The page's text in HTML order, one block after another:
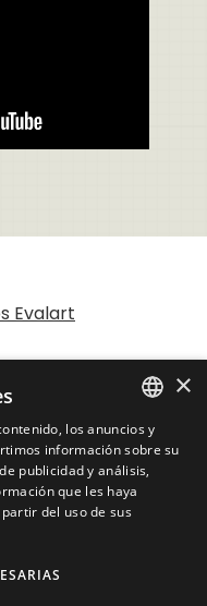
Evalart
ENGLISH
SPANISH
×
los anuncios y
información sobre su
publicidad y análisis,
que les haya
del uso de sus